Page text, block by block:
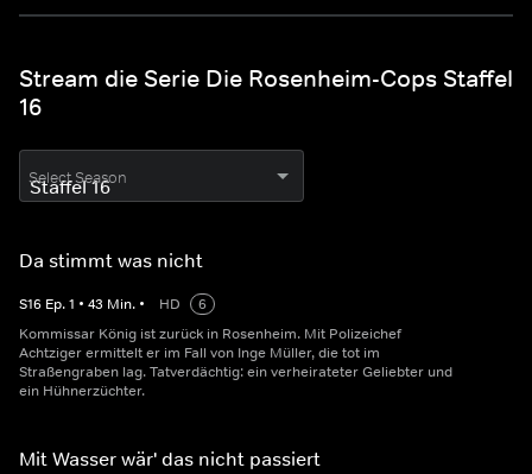
Stream die Serie Die Rosenheim-Cops Staffel
16
Select Season
Da stimmt was nicht
S16 Ep.1 • 43 Min. • HD
6
Kommissar König ist zurück in Rosenheim. Mit Polizeichef
Achtziger ermittelt er im Fall von Inge Müller, die tot im
Straßengraben lag. Tatverdächtig: ein verheirateter Geliebter und
ein Hühnerzüchter.
Mit Wasser wär' das nicht passiert